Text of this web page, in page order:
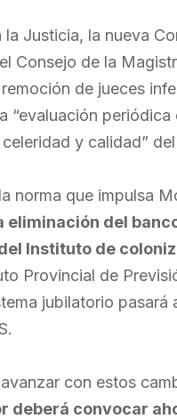
la Justicia, la nueva
Consejo de la
de jueces
“evaluación
y calidad”
norma que impulsa
eliminación del
Instituto de
Provincial de
jubilatorio pasará
con estos
deberá convocar